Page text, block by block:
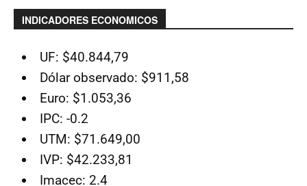
INDICADORES ECONOMICOS
UF: $40.844,79
Dólar observado: $911,58
Euro: $1.053,36
IPC: -0.2
UTM: $71.649,00
IVP: $42.233,81
Imacec: 2.4